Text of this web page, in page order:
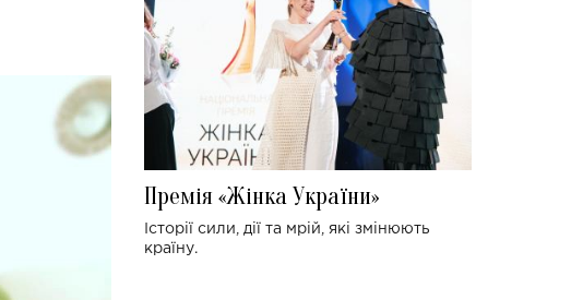
Премія «Жінка України»
Історії сили, дії та мрій, які змінюють
країну.